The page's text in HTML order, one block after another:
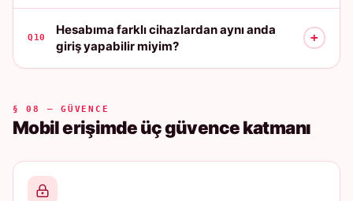
Q10
Hesabıma farklı cihazlardan aynı anda
giriş yapabilir miyim?
+
§ 08 — GÜVENCE
Mobil erişimde üç güvence katmanı